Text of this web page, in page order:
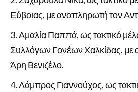
Εύβοιας, με αναπληρωτή τον
Αμαλία Παππά, ως τακτικό
Συλλόγων Γονέων Χαλκίδας, με
Άρη Βενιζέλο.
Λάμπρος Γιαννούχος, ως